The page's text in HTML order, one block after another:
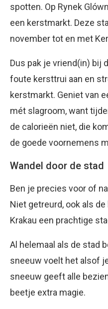
spotten. Op Rynek
een kerstmarkt. Deze
november tot en met
Dus pak je vriend(in) bij
foute kersttrui aan en
kerstmarkt. Geniet van
mét slagroom, want
de calorieën niet, die
de goede voornemens
Wandel door de stad
Ben je precies voor of
Niet getreurd, ook als
Krakau een prachtige
Al helemaal als de stad
sneeuw voelt het alsof
sneeuw geeft alle
beetje extra magie.